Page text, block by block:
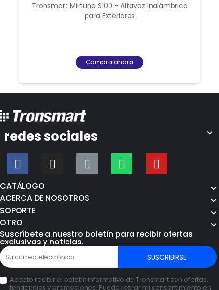
Tronsmart Mirtune S100 - Altavoz Inalámbrico
para Exteriores
Compra ahora
redes sociales
CATÁLOGO
ACERCA DE NOSOTROS
SOPORTE
OTRO
Suscríbete a nuestro boletín para recibir ofertas
exclusivas y noticias.
SUSCRIBIRSE
Acepto recibir el boletín informativo de Tronsmart con ofertas,
tendencias y promociones. Puedo retirar mi consentimiento en